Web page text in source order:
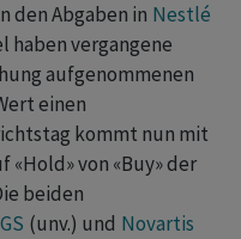
den Abgaben in Nestlé
haben vergangene
aufgenommenen
einen
kommt nun mit
von «Buy» der
beiden
(unv.) und Novartis